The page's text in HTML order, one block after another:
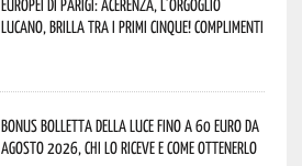
Europei di Parigi: Acerenza, l’orgoglio
lucano, brilla tra i primi cinque! Complimenti
Bonus bolletta della luce fino a 60 euro da
agosto 2026, chi lo riceve e come ottenerlo